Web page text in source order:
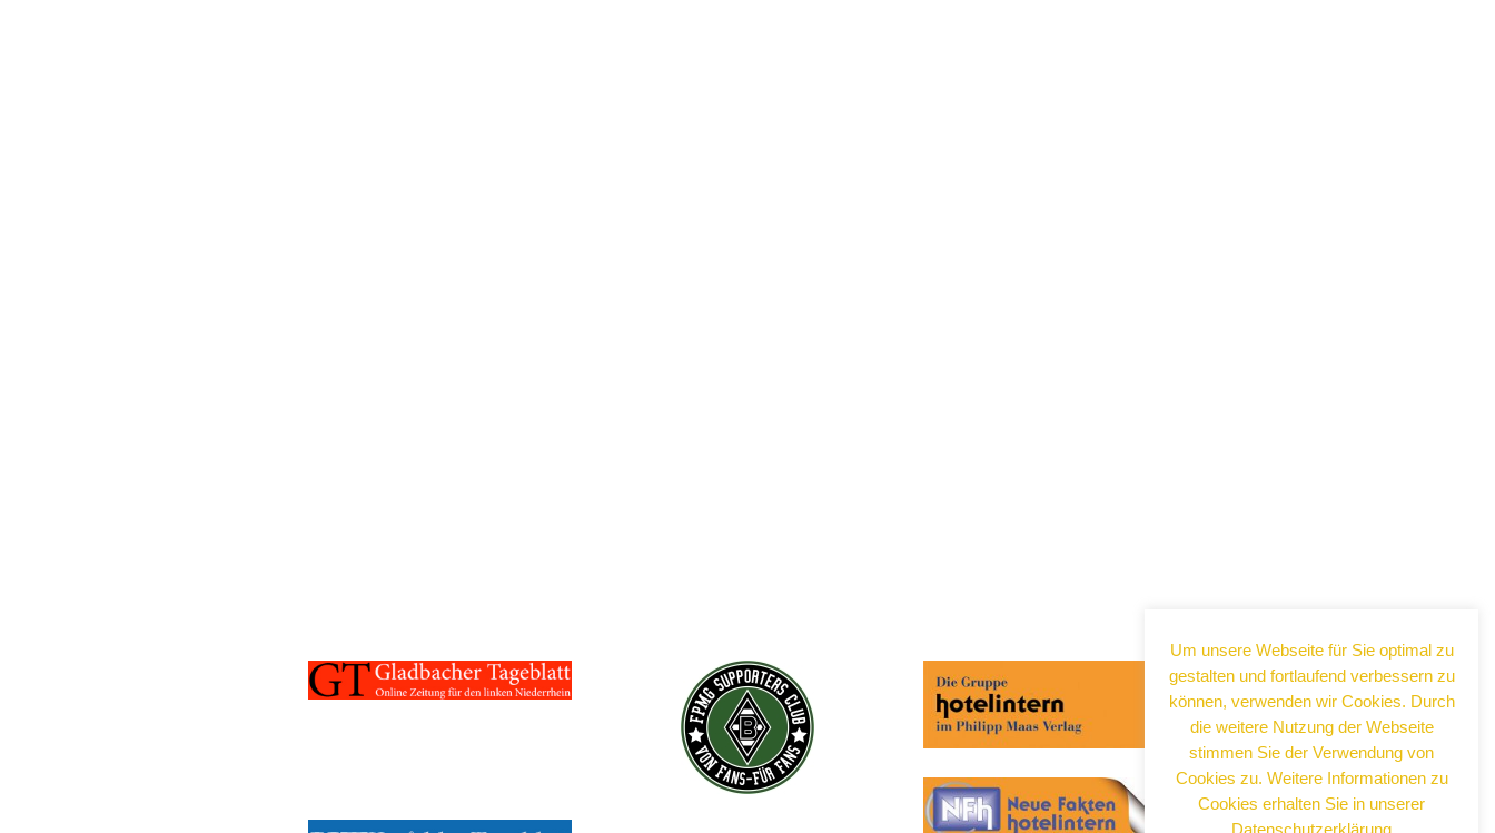
Um unsere Webseite für Sie optimal zu
gestalten und fortlaufend verbessern zu
können, verwenden wir Cookies. Durch
die weitere Nutzung der Webseite
stimmen Sie der Verwendung von
Cookies zu. Weitere Informationen zu
Cookies erhalten Sie in unserer
Datenschutzerklärung